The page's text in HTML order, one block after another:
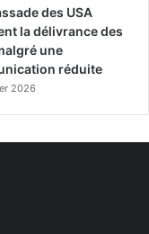
des USA
la délivrance des
une
réduite
2026